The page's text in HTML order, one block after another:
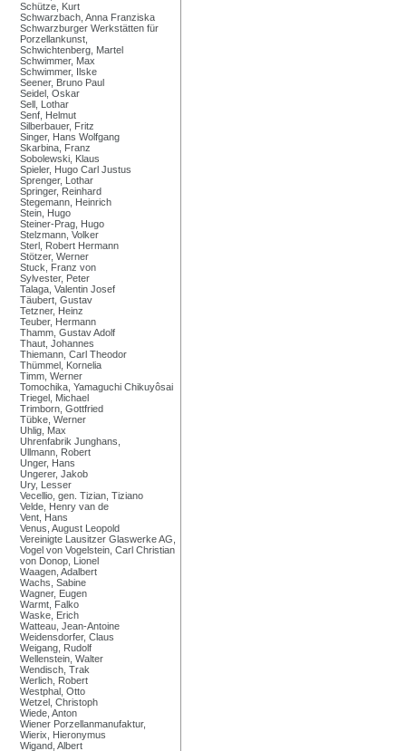
Schütze, Kurt
Schwarzbach, Anna Franziska
Schwarzburger Werkstätten für
Porzellankunst,
Schwichtenberg, Martel
Schwimmer, Max
Schwimmer, Ilske
Seener, Bruno Paul
Seidel, Oskar
Sell, Lothar
Senf, Helmut
Silberbauer, Fritz
Singer, Hans Wolfgang
Skarbina, Franz
Sobolewski, Klaus
Spieler, Hugo Carl Justus
Sprenger, Lothar
Springer, Reinhard
Stegemann, Heinrich
Stein, Hugo
Steiner-Prag, Hugo
Stelzmann, Volker
Sterl, Robert Hermann
Stötzer, Werner
Stuck, Franz von
Sylvester, Peter
Talaga, Valentin Josef
Täubert, Gustav
Tetzner, Heinz
Teuber, Hermann
Thamm, Gustav Adolf
Thaut, Johannes
Thiemann, Carl Theodor
Thümmel, Kornelia
Timm, Werner
Tomochika, Yamaguchi Chikuyôsai
Triegel, Michael
Trimborn, Gottfried
Tübke, Werner
Uhlig, Max
Uhrenfabrik Junghans,
Ullmann, Robert
Unger, Hans
Ungerer, Jakob
Ury, Lesser
Vecellio, gen. Tizian, Tiziano
Velde, Henry van de
Vent, Hans
Venus, August Leopold
Vereinigte Lausitzer Glaswerke AG,
Vogel von Vogelstein, Carl Christian
von Donop, Lionel
Waagen, Adalbert
Wachs, Sabine
Wagner, Eugen
Warmt, Falko
Waske, Erich
Watteau, Jean-Antoine
Weidensdorfer, Claus
Weigang, Rudolf
Wellenstein, Walter
Wendisch, Trak
Werlich, Robert
Westphal, Otto
Wetzel, Christoph
Wiede, Anton
Wiener Porzellanmanufaktur,
Wierix, Hieronymus
Wigand, Albert